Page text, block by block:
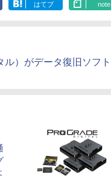
はてブ note
）がデータ復旧ソフ